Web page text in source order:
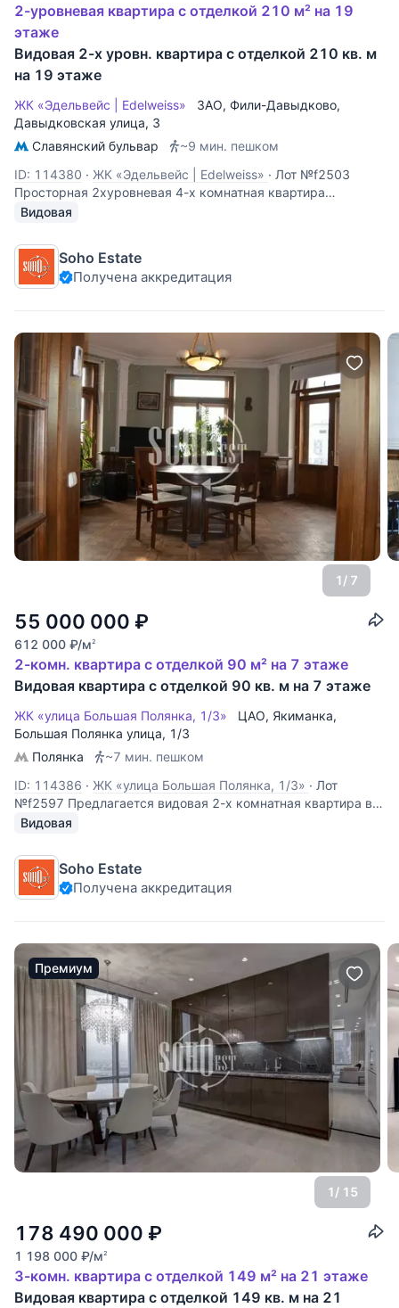
2-уровневая квартира с отделкой 210 м² на 19
этаже
Видовая 2-х уровн. квартира с отделкой 210 кв. м
на 19 этаже
ЖК «Эдельвейс | Edelweiss» ЗАО, Фили-Давыдково,
Давыдковская улица, 3
Славянский бульвар
~9 мин. пешком
ID: 114380 · ЖК «Эдельвейс | Edelweiss» · Лот №f2503
Просторная 2хуровневая 4-х комнатная квартира
площадью 210 кв.м. с отделкой в современном стиле. На
гардеробная, с/узел, 2-й уровень: 3 спальни, кабинет-
спальня, 2 ванных комнаты. Высота
Видовая
Soho Estate
Получена аккредитация
1/ 7
55 000 000 ₽
612 000 ₽/м2
2-комн. квартира с отделкой 90 м² на 7 этаже
Видовая квартира с отделкой 90 кв. м на 7 этаже
ЖК «улица Большая Полянка, 1/3» ЦАО, Якиманка,
Большая Полянка улица, 1/3
Полянка
~7 мин. пешком
ID: 114386 · ЖК «улица Большая Полянка, 1/3» · Лот
№f2597 Предлагается видовая 2-х комнатная квартира в
классическом стиле, с потрясающими видами. В квартире
ванная комната отделана мрамором, окна стеклопакеты.
Планировка: холл, гостиная,
Видовая
Soho Estate
Получена аккредитация
Премиум
1/ 15
178 490 000 ₽
1 198 000 ₽/м2
3-комн. квартира с отделкой 149 м² на 21 этаже
Видовая квартира с отделкой 149 кв. м на 21